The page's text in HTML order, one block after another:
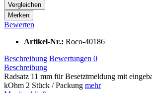
Vergleichen
Merken
Bewerten
Artikel-Nr.: Roco-40186
Beschreibung Bewertungen 0
Beschreibung
Radsatz 11 mm für Besetztmeldung mit
kOhm 2 Stück / Packung mehr